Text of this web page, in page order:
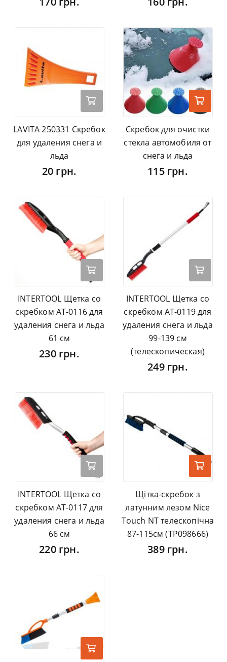
LAVITA 250331 Скребок
для удаления снега и
льда
20 грн.
Cкребок для очистки
стекла автомобиля от
снега и льда
115 грн.
INTERTOOL Щетка со
скребком AT-0116 для
удаления снега и льда
61 см
230 грн.
INTERTOOL Щетка со
скребком AT-0119 для
удаления снега и льда
99-139 см
(телескопическая)
249 грн.
INTERTOOL Щетка со
скребком AT-0117 для
удаления снега и льда
66 см
220 грн.
Щітка-скребок з
латунним лезом Nice
Touch NT телескопічна
87-115см (TP098666)
389 грн.